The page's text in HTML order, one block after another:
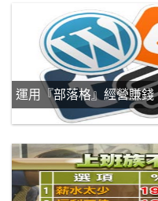
運用『部落格』經營賺